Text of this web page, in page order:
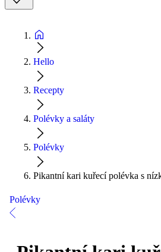
Hello
Recepty
Polévky a saláty
Polévky
Pikantní kari kuřecí polévka s
Polévky